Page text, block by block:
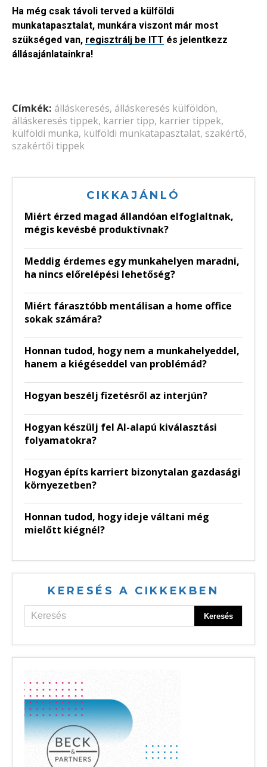
Ha még csak távoli terved a külföldi
munkatapasztalat, munkára viszont már most
szükséged van, regisztrálj be ITT és jelentkezz
állásajánlatainkra!
Címkék: álláskeresés, álláskeresés külföldön,
álláskeresés tippek, karrier tipp, karrier tippek,
külföldi munka, külföldi munkatapasztalat, szakértő,
szakértői tippek
CIKKAJÁNLÓ
Miért érzed magad állandóan elfoglaltnak,
mégis kevésbé produktívnak?
Meddig érdemes egy munkahelyen maradni,
ha nincs előrelépési lehetőség?
Miért fárasztóbb mentálisan a home office
sokak számára?
Honnan tudod, hogy nem a munkahelyeddel,
hanem a kiégéseddel van problémád?
Hogyan beszélj fizetésről az interjún?
Hogyan készülj fel AI-alapú kiválasztási
folyamatokra?
Hogyan építs karriert bizonytalan gazdasági
környezetben?
Honnan tudod, hogy ideje váltani még
mielőtt kiégnél?
KERESÉS A CIKKEKBEN